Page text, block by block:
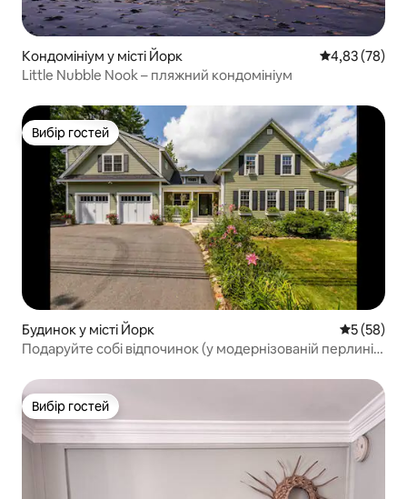
Кондомініум у місті Йорк Середня
4,83 (78)
Little Nubble Nook – пляжний кондомініум
Вибір гостей
Вибір гостей
Будинок у місті Йорк Середня
5 (58)
Подаруйте собі відпочинок (у модернізованій перлині
Вибір гостей
Вибір гостей